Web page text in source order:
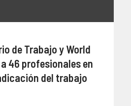
de Trabajo y World
46 profesionales en
del trabajo